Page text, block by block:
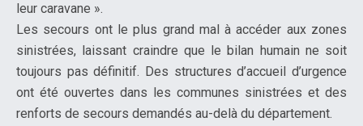
leur caravane ».
Les secours ont le plus grand mal à accéder aux zones
sinistrées, laissant craindre que le bilan humain ne soit
toujours pas définitif. Des structures d’accueil d’urgence
ont été ouvertes dans les communes sinistrées et des
renforts de secours demandés au-delà du département.